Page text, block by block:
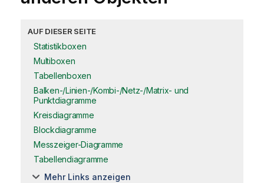
AUF DIESER SEITE
Statistikboxen
Multiboxen
Tabellenboxen
Balken-/Linien-/Kombi-/Netz-/Matrix- und
Punktdiagramme
Kreisdiagramme
Blockdiagramme
Messzeiger-Diagramme
Tabellendiagramme
Mehr Links anzeigen